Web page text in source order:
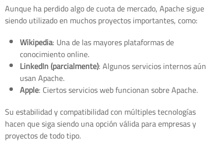
Aunque ha perdido algo de cuota de mercado, Apache sigue
siendo utilizado en muchos proyectos importantes, como:
Wikipedia: Una de las mayores plataformas de
conocimiento online.
LinkedIn (parcialmente): Algunos servicios internos aún
usan Apache.
Apple: Ciertos servicios web funcionan sobre Apache.
Su estabilidad y compatibilidad con múltiples tecnologías
hacen que siga siendo una opción válida para empresas y
proyectos de todo tipo.